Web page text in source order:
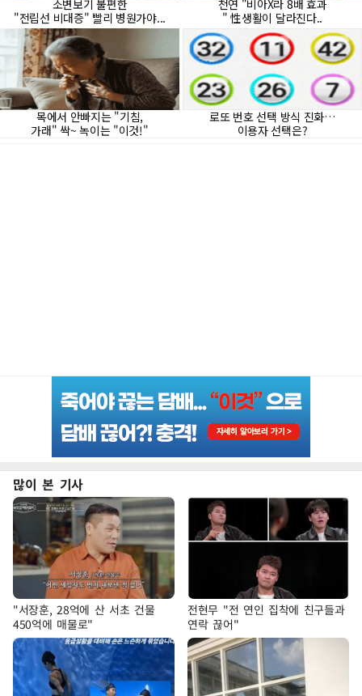
많이 본 기사
"서장훈, 28억에 산 서초 건물
450억에 매물로"
전현무 "전 연인 집착에 친구들과
연락 끊어"